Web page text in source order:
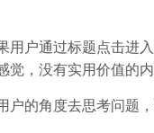
用户通过标题点击进
，没有实用价值的
户的角度去思考问题